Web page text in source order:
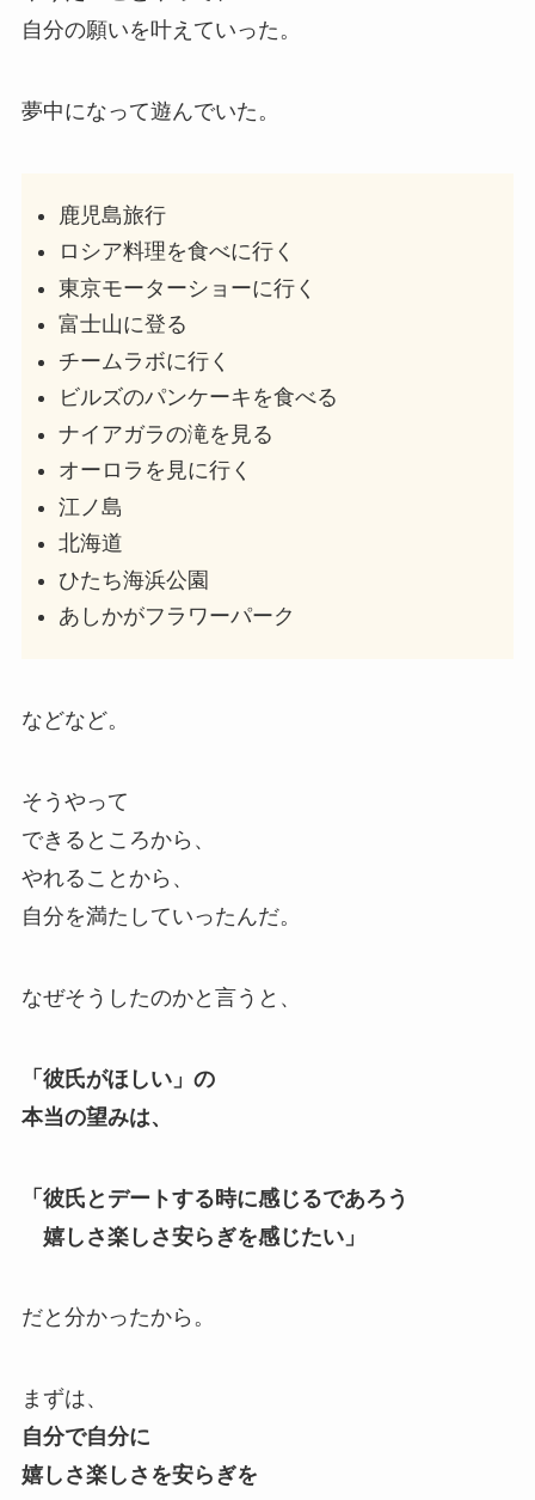
自分の願いを叶えていった。
夢中になって遊んでいた。
鹿児島旅行
ロシア料理を食べに行く
東京モーターショーに行く
富士山に登る
チームラボに行く
ビルズのパンケーキを食べる
ナイアガラの滝を見る
オーロラを見に行く
江ノ島
北海道
ひたち海浜公園
あしかがフラワーパーク
などなど。
そうやって
できるところから、
やれることから、
自分を満たしていったんだ。
なぜそうしたのかと言うと、
「彼氏がほしい」の
本当の望みは、
「彼氏とデートする時に感じるであろう
嬉しさ楽しさ安らぎを感じたい」
だと分かったから。
まずは、
自分で自分に
嬉しさ楽しさを安らぎを